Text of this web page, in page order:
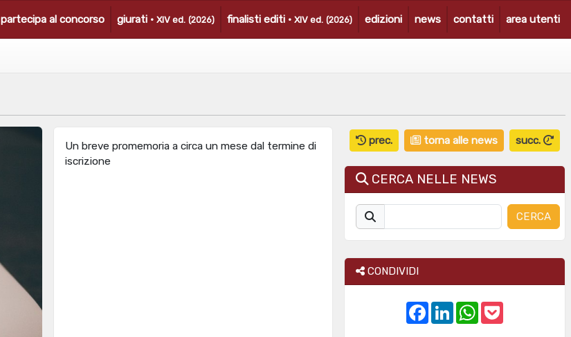
partecipa al concorso giurati · XIV ed. (2026) finalisti editi · XIV ed. (2026) edizioni news contatti area utenti
Un breve promemoria a circa un mese dal termine di
iscrizione
prec. torna alle news succ.
CERCA NELLE NEWS
CERCA
CONDIVIDI
F
L
W